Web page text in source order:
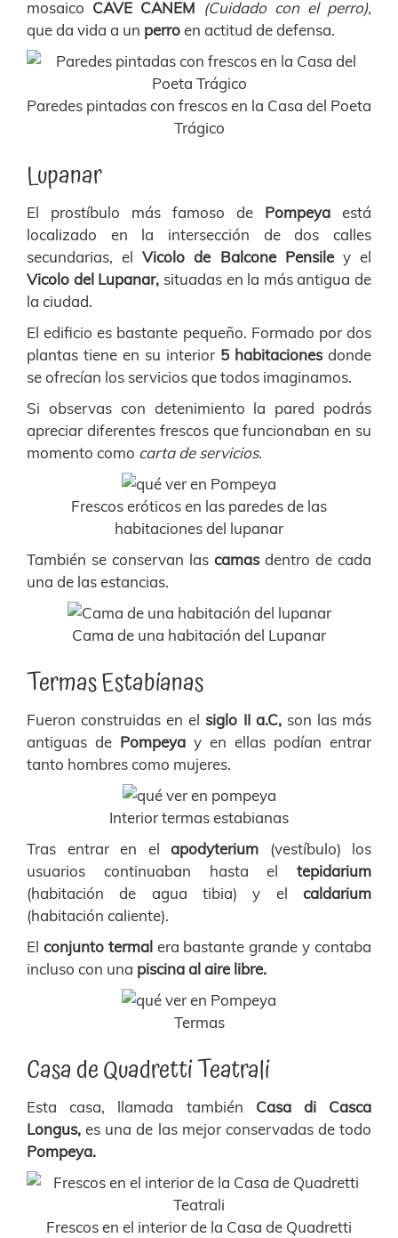
mosaico CAVE CANEM (Cuidado con el perro),
que da vida a un perroen actitud de defensa.
Paredes pintadas con frescos en la Casa del Poeta
Trágico
Lupanar
El prostíbulo más famoso de Pompeya está
localizado en la intersección de dos calles
secundarias, elVicolo de Balcone Pensiley el
Vicolo del Lupanar, situadas en la más antigua de
la ciudad.
El edificio es bastante pequeño. Formado por dos
plantas tiene en su interior 5 habitacionesdonde
se ofrecían los servicios que todos imaginamos.
Si observas con detenimiento la pared podrás
apreciar diferentes frescos que funcionaban en su
momento como carta de servicios.
Frescos eróticos en las paredes de las
habitaciones del lupanar
También se conservan las camasdentro de cada
una de las estancias.
Cama de una habitación del Lupanar
Termas Estabianas
Fueron construidas en elsiglo II a.C,son las más
antiguas de Pompeya y en ellas podían entrar
tanto hombres como mujeres.
Interior termas estabianas
Tras entrar en el apodyterium (vestíbulo) los
usuarios continuaban hasta el tepidarium
(habitación de agua tibia) y el caldarium
(habitación caliente).
El conjunto termalera bastante grande y contaba
incluso con una piscina al aire libre.
Termas
Casa de Quadretti Teatrali
Esta casa, llamada también Casa di Casca
Longus, es una de las mejor conservadas de todo
Pompeya.
Frescos en el interior de la Casa de Quadretti